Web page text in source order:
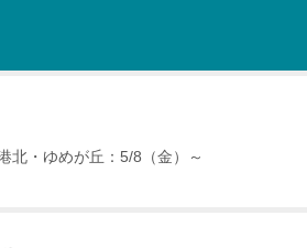
北・ゆめが丘：5/8（金）～